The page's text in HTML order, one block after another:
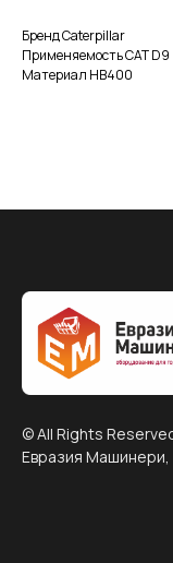
Бренд Caterpillar
Применяемость САТ D9
Материал НВ400
© All Rights
Евразия